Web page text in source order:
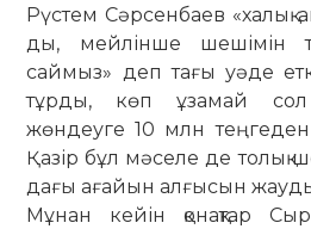
Рүстем Сәр­сенбаев «халық
ды, мейлінше шешімін
саймыз» деп тағы уәде
тұрды, көп ұзамай сол
жөндеуге 10 млн тең­ге­ден
Қазір бұл мә­се­ле де толық
да­ғы ағайын алғысын
Мұнан кейін қонақтар